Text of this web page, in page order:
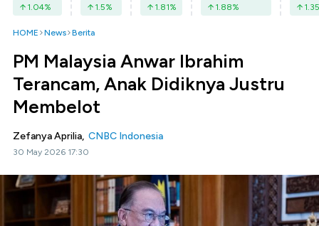
1.04% 1.5% 1.81% 1.88% 1.35
HOME News Berita
PM Malaysia Anwar Ibrahim
Terancam, Anak Didiknya Justru
Membelot
Zefanya Aprilia, CNBC Indonesia
30 May 2026 17:30